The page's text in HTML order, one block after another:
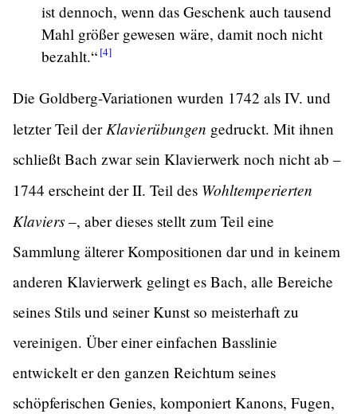
ist dennoch, wenn das Geschenk auch tausend
Mahl größer gewesen wäre, damit noch nicht
bezahlt.“ [4]
Die Goldberg-Variationen wurden 1742 als IV. und
letzter Teil der Klavierübungen gedruckt. Mit ihnen
schließt Bach zwar sein Klavierwerk noch nicht ab –
1744 erscheint der II. Teil des Wohltemperierten
Klaviers –, aber dieses stellt zum Teil eine
Sammlung älterer Kompositionen dar und in keinem
anderen Klavierwerk gelingt es Bach, alle Bereiche
seines Stils und seiner Kunst so meisterhaft zu
vereinigen. Über einer einfachen Basslinie
entwickelt er den ganzen Reichtum seines
schöpferischen Genies, komponiert Kanons, Fugen,